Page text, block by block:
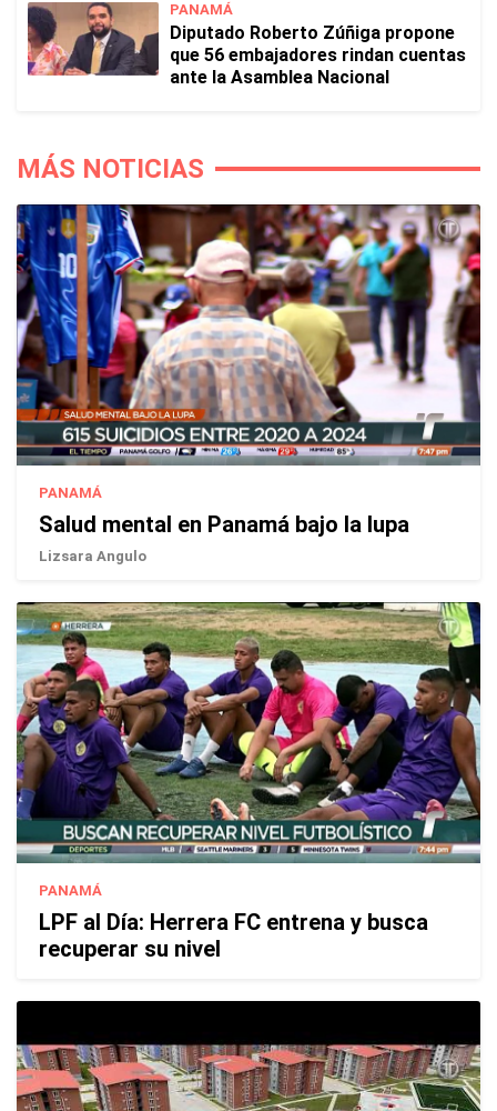
PANAMÁ
Diputado Roberto Zúñiga propone
que 56 embajadores rindan cuentas
ante la Asamblea Nacional
MÁS NOTICIAS
PANAMÁ
Salud mental en Panamá bajo la lupa
Lizsara Angulo
PANAMÁ
LPF al Día: Herrera FC entrena y busca
recuperar su nivel